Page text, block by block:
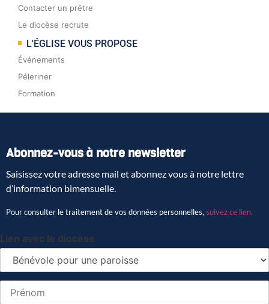
Contacter un prêtre
Le diocèse recrute
L'ÉGLISE VOUS PROPOSE
Événements
Péleriner
Formation
Abonnez-vous à notre newsletter
Saisissez votre adresse mail et abonnez vous à notre lettre
d’information bimensuelle.
Pour consulter le traitement de vos données personnelles,suivez ce lien.
Lien avec le diocèse